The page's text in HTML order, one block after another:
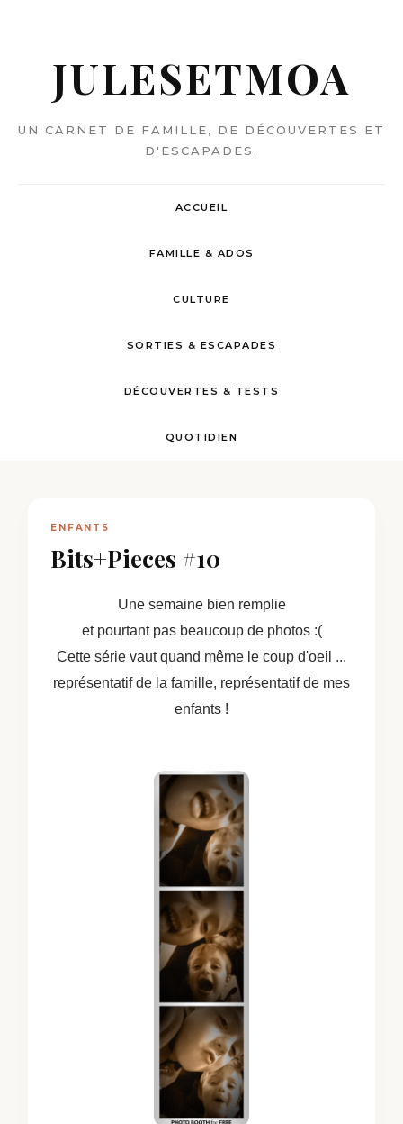
JULESETMOA
UN CARNET DE FAMILLE, DE DÉCOUVERTES ET
D'ESCAPADES.
ACCUEIL
FAMILLE & ADOS
CULTURE
SORTIES & ESCAPADES
DÉCOUVERTES & TESTS
QUOTIDIEN
ENFANTS
Bits+Pieces #10
Une semaine bien remplie
et pourtant pas beaucoup de photos :(
Cette série vaut quand même le coup d'oeil ...
représentatif de la famille, représentatif de mes
enfants !